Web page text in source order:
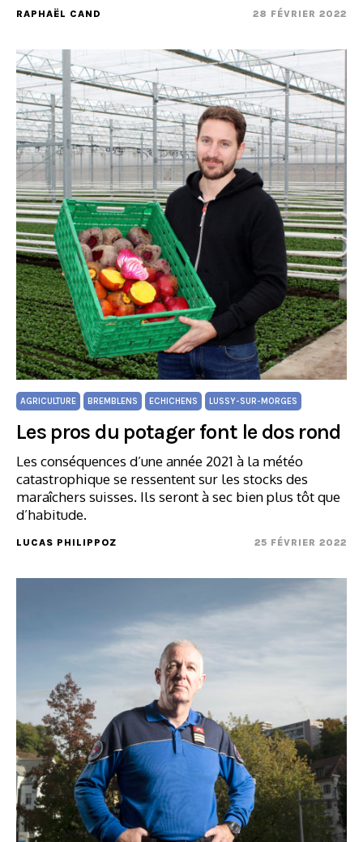
RAPHAËL CAND 28 FÉVRIER 2022
AGRICULTURE BREMBLENS ECHICHENS LUSSY-SUR-MORGES
Les pros du potager font le dos rond
Les conséquences d’une année 2021 à la météo
catastrophique se ressentent sur les stocks des
maraîchers suisses. Ils seront à sec bien plus tôt que
d’habitude.
LUCAS PHILIPPOZ 25 FÉVRIER 2022